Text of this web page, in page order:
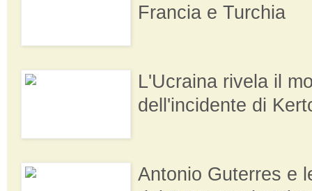
Francia e Turchia
L'Ucraina rivela il
dell'incidente di
Antonio Guterres e